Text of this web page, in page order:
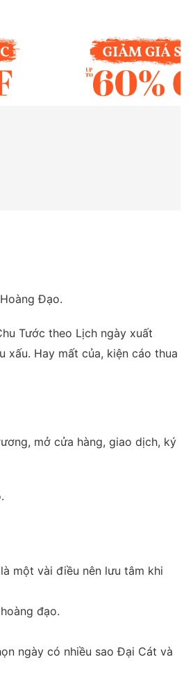
Đạo.
Tước theo Lịch ngày xuất
xấu. Hay mất của, kiện cáo thua
mở cửa hàng, giao dịch, ký
một vài điều nên lưu tâm khi
đạo.
ngày có nhiều sao Đại Cát và